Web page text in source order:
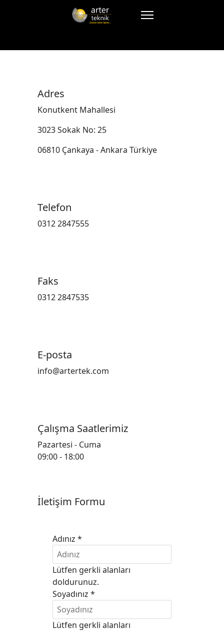
Adres
Konutkent Mahallesi
3023 Sokak No: 25
06810 Çankaya - Ankara Türkiye
Telefon
0312 2847555
Faks
0312 2847535
E-posta
info@artertek.com
Çalışma Saatlerimiz
Pazartesi - Cuma
09:00 - 18:00
İletişim Formu
Adınız *
Lütfen gerkli alanları
doldurunuz.
Soyadınız *
Lütfen gerkli alanları